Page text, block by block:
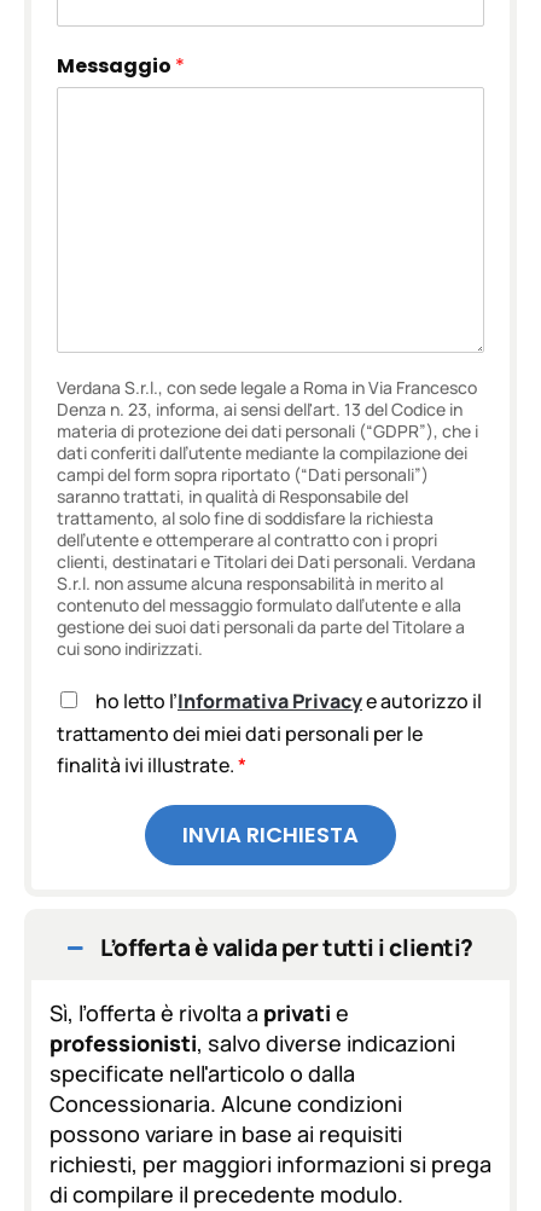
Messaggio *
Verdana S.r.l., con sede legale a Roma in Via Francesco
Denza n. 23, informa, ai sensi dell'art. 13 del Codice in
materia di protezione dei dati personali (“GDPR”), che i
dati conferiti dall’utente mediante la compilazione dei
campi del form sopra riportato (“Dati personali”)
saranno trattati, in qualità di Responsabile del
trattamento, al solo fine di soddisfare la richiesta
dell’utente e ottemperare al contratto con i propri
clienti, destinatari e Titolari dei Dati personali. Verdana
S.r.l. non assume alcuna responsabilità in merito al
contenuto del messaggio formulato dall’utente e alla
gestione dei suoi dati personali da parte del Titolare a
cui sono indirizzati.
A
c
e
D
P
R
*
ho letto l’Informativa Privacye autorizzo il
trattamento dei miei dati personali per le
finalità ivi illustrate.*
INVIA RICHIESTA
L’offerta è valida per tutti i clienti?
Sì, l’offerta è rivolta a privati e
professionisti, salvo diverse indicazioni
specificate nell'articolo o dalla
Concessionaria. Alcune condizioni
possono variare in base ai requisiti
richiesti, per maggiori informazioni si prega
di compilare il precedente modulo.